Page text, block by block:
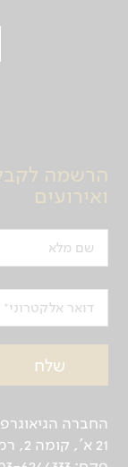
הרשמה
ואירועים
שם מלא
דואר אלקטרוני